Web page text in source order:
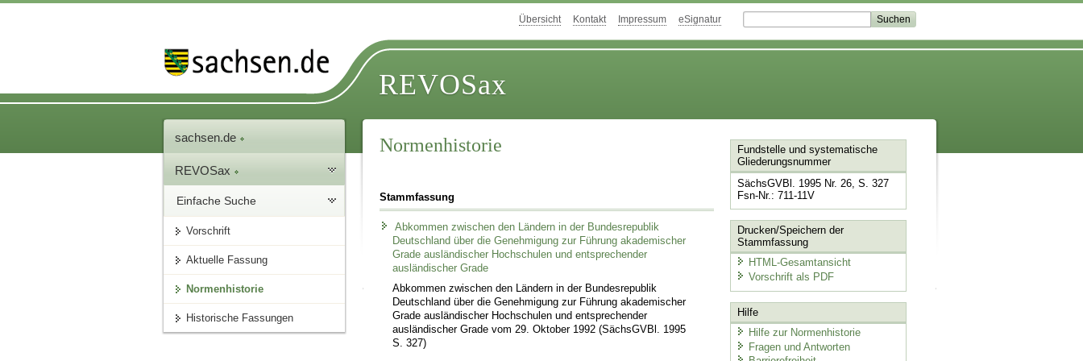
Übersicht Kontakt Impressum eSignatur
REVOSax
sachsen.de
REVOSax
Einfache Suche
Vorschrift
Aktuelle Fassung
Normenhistorie
Historische Fassungen
Normenhistorie
Stammfassung
Abkommen zwischen den Ländern in der Bundesrepublik
Deutschland über die Genehmigung zur Führung akademischer
Grade ausländischer Hochschulen und entsprechender
ausländischer Grade
Abkommen zwischen den Ländern in der Bundesrepublik
Deutschland über die Genehmigung zur Führung akademischer
Grade ausländischer Hochschulen und entsprechender
ausländischer Grade vom 29. Oktober 1992 (SächsGVBl. 1995
S. 327)
Fundstelle und systematische
Gliederungsnummer
SächsGVBl. 1995 Nr. 26, S. 327
Fsn-Nr.: 711-11V
Drucken/Speichern der
Stammfassung
HTML-Gesamtansicht
Vorschrift als PDF
Hilfe
Hilfe zur Normenhistorie
Fragen und Antworten